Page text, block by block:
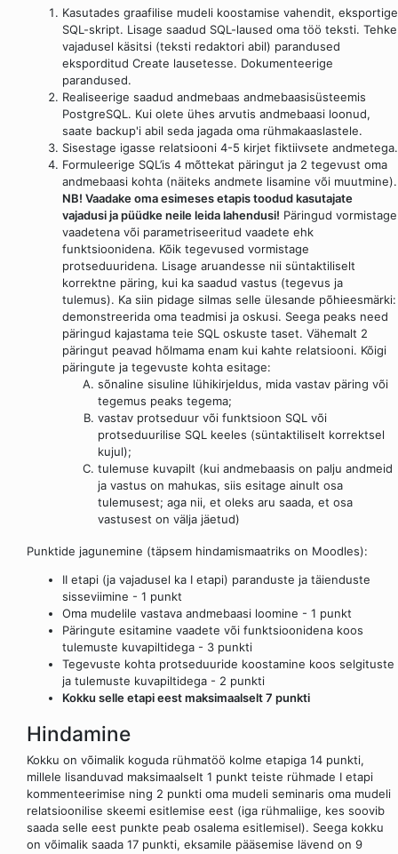
Kasutades graafilise mudeli koostamise vahendit, eksportige
SQL-skript. Lisage saadud SQL-laused oma töö teksti. Tehke
vajadusel käsitsi (teksti redaktori abil) parandused
eksporditud Create lausetesse. Dokumenteerige
parandused.
Realiseerige saadud andmebaas andmebaasisüsteemis
PostgreSQL. Kui olete ühes arvutis andmebaasi loonud,
saate backup'i abil seda jagada oma rühmakaaslastele.
Sisestage igasse relatsiooni 4-5 kirjet fiktiivsete andmetega.
Formuleerige SQL’is 4 mõttekat päringut ja 2 tegevust oma
andmebaasi kohta (näiteks andmete lisamine või muutmine).
NB! Vaadake oma esimeses etapis toodud kasutajate
vajadusi ja püüdke neile leida lahendusi! Päringud vormistage
vaadetena või parametriseeritud vaadete ehk
funktsioonidena. Kõik tegevused vormistage
protseduuridena. Lisage aruandesse nii süntaktiliselt
korrektne päring, kui ka saadud vastus (tegevus ja
tulemus). Ka siin pidage silmas selle ülesande põhieesmärki:
demonstreerida oma teadmisi ja oskusi. Seega peaks need
päringud kajastama teie SQL oskuste taset. Vähemalt 2
päringut peavad hõlmama enam kui kahte relatsiooni. Kõigi
päringute ja tegevuste kohta esitage:
sõnaline sisuline lühikirjeldus, mida vastav päring või
tegemus peaks tegema;
vastav protseduur või funktsioon SQL või
protseduurilise SQL keeles (süntaktiliselt korrektsel
kujul);
tulemuse kuvapilt (kui andmebaasis on palju andmeid
ja vastus on mahukas, siis esitage ainult osa
tulemusest; aga nii, et oleks aru saada, et osa
vastusest on välja jäetud)
Punktide jagunemine (täpsem hindamismaatriks on Moodles):
II etapi (ja vajadusel ka I etapi) paranduste ja täienduste
sisseviimine - 1 punkt
Oma mudelile vastava andmebaasi loomine - 1 punkt
Päringute esitamine vaadete või funktsioonidena koos
tulemuste kuvapiltidega - 3 punkti
Tegevuste kohta protseduuride koostamine koos selgituste
ja tulemuste kuvapiltidega - 2 punkti
Kokku selle etapi eest maksimaalselt 7 punkti
Hindamine
Kokku on võimalik koguda rühmatöö kolme etapiga 14 punkti,
millele lisanduvad maksimaalselt 1 punkt teiste rühmade I etapi
kommenteerimise ning 2 punkti oma mudeli seminaris oma mudeli
relatsioonilise skeemi esitlemise eest (iga rühmaliige, kes soovib
saada selle eest punkte peab osalema esitlemisel). Seega kokku
on võimalik saada 17 punkti, eksamile pääsemise lävend on 9